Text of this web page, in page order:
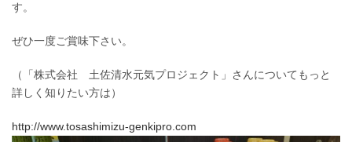
す。
ぜひ一度ご賞味下さい。
（「株式会社 土佐清水元気プロジェクト」さんについてもっと
詳しく知りたい方は）
http://www.tosashimizu-genkipro.com